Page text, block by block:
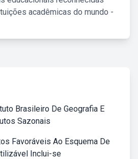
acadêmicas do mundo -
Brasileiro De Geografia E
Sazonais
Favoráveis Ao Esquema De
Inclui-se